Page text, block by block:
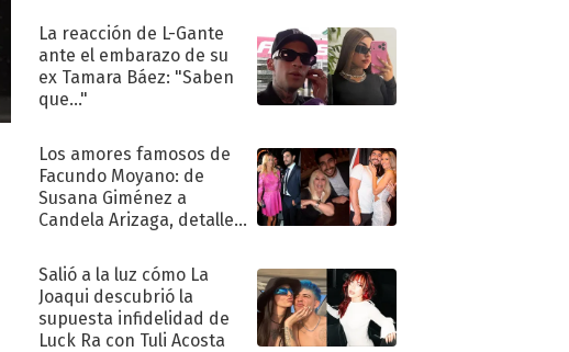
La reacción de L-Gante
ante el embarazo de su
ex Tamara Báez: "Saben
que..."
Los amores famosos de
Facundo Moyano: de
Susana Giménez a
Candela Arizaga, detalles
sentimental
Salió a la luz cómo La
Joaqui descubrió la
supuesta infidelidad de
Luck Ra con Tuli Acosta